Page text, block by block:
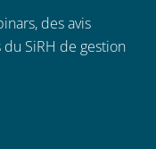
des avis
SiRH de gestion